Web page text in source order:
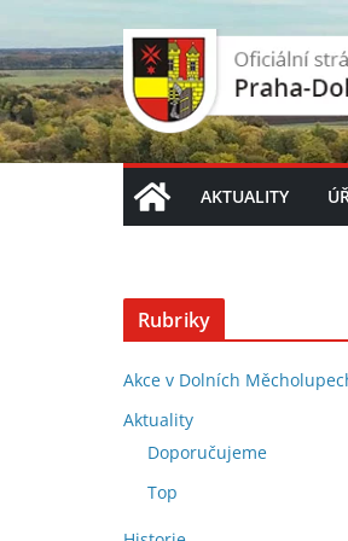
na
obsah
AKTUALITY
Rubriky
Akce v Dolních
Aktuality
Doporučujeme
Top